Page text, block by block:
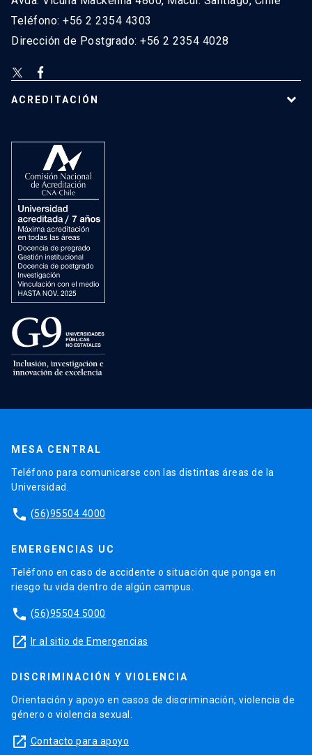
Teléfono: +56 2 2354 4303
Dirección de Postgrado: +56 2 2354 4028
ACREDITACIÓN
MESA CENTRAL
Teléfono para comunicarse con las distintas áreas de la
Universidad.
phone (56)95504 4000
EMERGENCIAS UC
Teléfono en caso de accidente o situación que ponga en
riesgo tu vida dentro de algún campus.
phone (56)95504 5000
launch Ir al sitio de Emergencias
DISCRIMINACIÓN Y VIOLENCIA
Orientación y apoyo en casos de discriminación, violencia de
género o violencia sexual.
launch Contacto para apoyo